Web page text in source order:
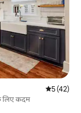
औसत रेटिंग
5 (42)
लिए कदम